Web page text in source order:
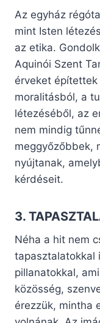
Az egyház
mint Isten
az etika.
Aquinói Szent
érveket
moralitásból, a
létezéséből, az
nem mindig
meggyőzőbbek,
nyújtanak,
kérdéseit.
3.
Néha a hit nem
tapasztalatokkal
pillanatokkal,
közösség,
érezzük, mintha